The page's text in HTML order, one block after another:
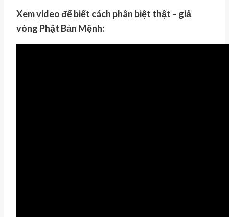
Xem video để biết cách phân biệt thật – giả
vòng Phật Bản Mệnh: